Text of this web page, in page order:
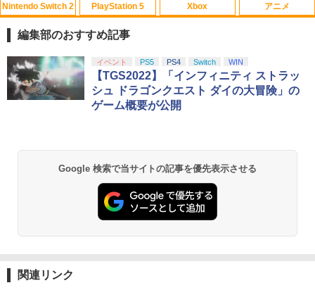
1
ハピネット 【PS5】Beast of Reincarna
tion（ビースト・オブ・リンカネーショ
ン） [ELJM-30984 PS5 ビ-スト オブ リ
￥7,620
￥7,641
rnation【PS5】
1
＼マラソン限定★エントリーでP10倍／S
team Deck OLED / LCD フィルム 保護
フィルム ガラスフィルム 本体 保護 フィ
チームデック OLED スチームデック LC
D ガイド枠 指紋防止
￥998
【中古】メイド イン ワリオ ゴージャス
- 3DS
￥1,851
1
【中古】 モンスター・ホテル クルーズ
船の恋は危険がいっぱい？！ [レンタル
落ち] [Blu-ray] [ブルーレイ]
￥207
￥226
【中古】【全品10倍！8/10限定】【Blu
Nintendo Switch 2
1
スプラトゥーン レイダース|オンライン
コード版
￥5,832
Nintendo Switch 2(日本語・国内専用)
PlayStation 5
1
PlayStation 5 デジタル・エディション
日本語専用 Console Language: Japan
ese only (CFI-2200B01)
￥55,000
Beast of Reincarnation -PS5 【特典】
プロダクトコード 封入
￥7,286
Xbox
1
【純正品】Xbox ワイヤレス コントロー
ラー + USB-C® ケーブル
￥8,300
2
【純正品】Xbox ワイヤレス コントロー
ラー (ロボット ホワイト)
￥7,681
【純正品】Xbox ワイヤレス コントロー
アニメ
1
劇場版「鬼滅の刃」無限城編 第一章 猗
窩座再来 通常版 [Blu-ray]
￥3,982
劇場版「鬼滅の刃」無限城編 第一章 猗
窩座再来 通常版 [DVD]
￥3,523
編集部のおすすめ記事
イベント PS5 PS4 Switch WIN
【TGS2022】「インフィニティ ストラッ
シュ ドラゴンクエスト ダイの大冒険」の
ゲーム概要が公開
Google 検索で当サイトの記事を優先表示させる
関連リンク